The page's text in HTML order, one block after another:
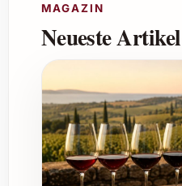
Hauch feiner Kräuter.
Herstellung verleiht
leichte Körperstruktur
harmonischen Abgang.
Details zum Adega
2022
Herkunft:
Rebsorte:
MAGAZIN
Neueste Artikel